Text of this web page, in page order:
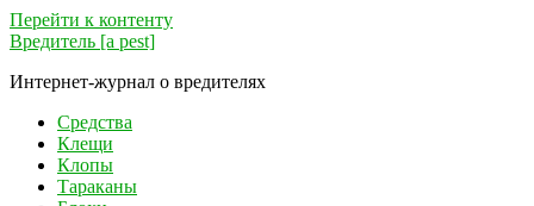
Перейти к контенту
Вредитель [a pest]
Интернет-журнал о вредителях
Средства
Клещи
Клопы
Тараканы